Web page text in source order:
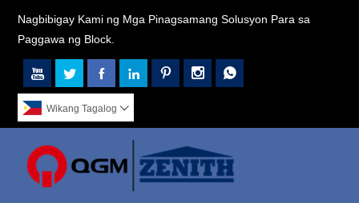
Nagbibigay Kami ng Mga Pinagsamang Solusyon Para sa
Paggawa ng Block.
      
Wikang Tagalog 